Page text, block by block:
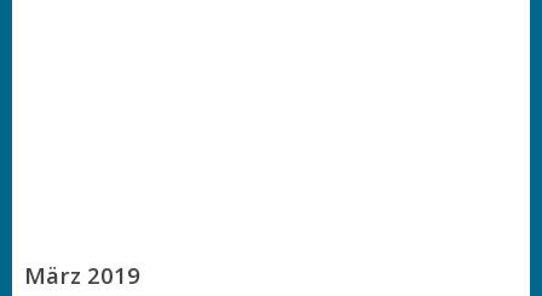
März 2019